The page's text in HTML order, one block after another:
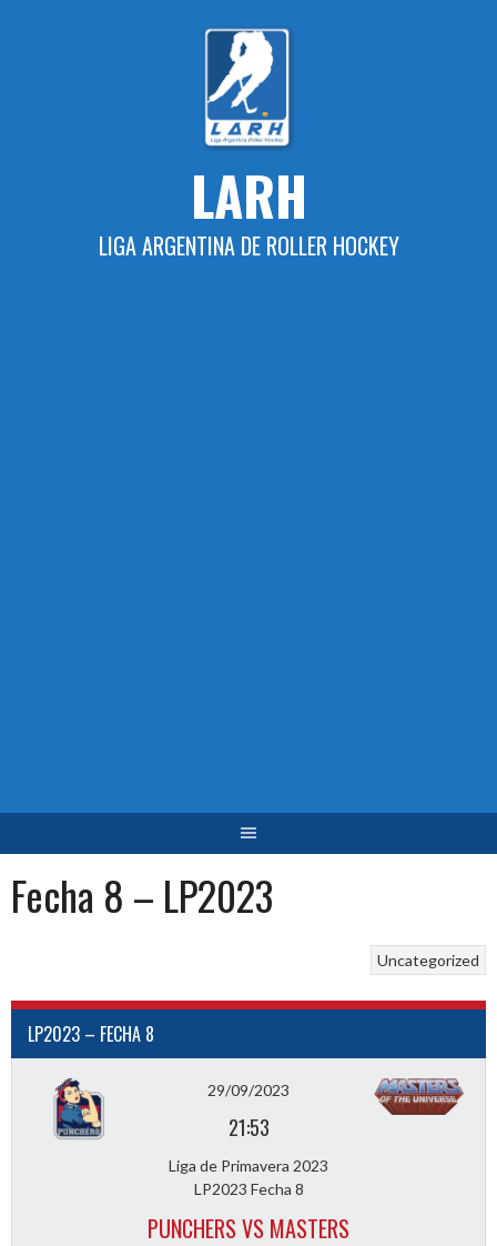
LARH
LIGA ARGENTINA DE ROLLER HOCKEY
Fecha 8 – LP2023
Uncategorized
LP2023 – FECHA 8
29/09/2023
21:53
Liga de Primavera 2023
LP2023 Fecha 8
PUNCHERS VS MASTERS